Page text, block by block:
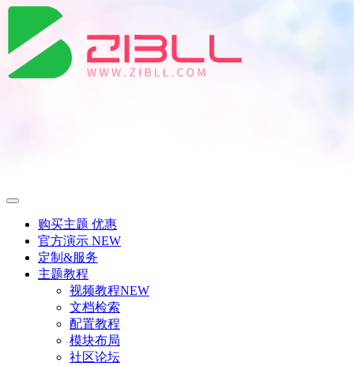
购买主题 优惠
官方演示 NEW
定制&服务
主题教程
视频教程NEW
文档检索
配置教程
模块布局
社区论坛